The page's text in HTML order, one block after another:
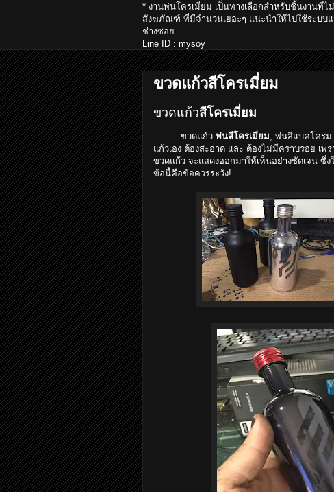
* งานพ่นโครเมี่ยม เป็นทางเลือกสำหรับชิ้นงานที่
สังฆภัณฑ์ ที่มีจำนวนเยอะๆ แนะนำให้ไปใช้ระบบ
ช่างซอย
Line ID : mysoy
ขวดแก้วสีโครเมี่ยม
ขวดแก้วสีโครเมี่ยม
ขวดแก้ว พ่นสีโครเมี่ยม , พ่นสีแบคโคร
แก้วเอง ต้องสะอาด และ ต้องไม่มีคราบรอย เพร
ขวดแก้ว จะแสดงออกมาให้เห็นอย่างชัดเจน ซึ่
ข้อนี้คือข้อควรระวัง!